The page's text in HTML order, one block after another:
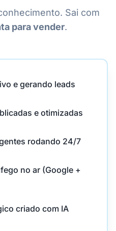
Sai com
para vender.
e gerando leads
e otimizadas
rodando 24/7
no ar (Google +
criado com IA